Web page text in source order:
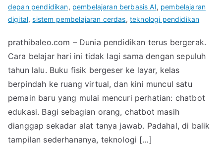
depan pendidikan, pembelajaran berbasis AI, pembelajaran
digital,sistem pembelajaran cerdas, teknologi pendidikan
prathibaleo.com – Dunia pendidikan terus bergerak.
Cara belajar hari ini tidak lagi sama dengan sepuluh
tahun lalu. Buku fisik bergeser ke layar, kelas
berpindah ke ruang virtual, dan kini muncul satu
pemain baru yang mulai mencuri perhatian: chatbot
edukasi. Bagi sebagian orang, chatbot masih
dianggap sekadar alat tanya jawab. Padahal, di balik
tampilan sederhananya, teknologi […]